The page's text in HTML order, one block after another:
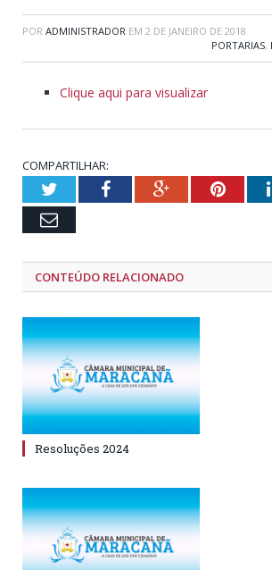
POR ADMINISTRADOR EM 2 DE JANEIRO DE 2018
PORTARIAS,
Clique aqui para visualizar
COMPARTILHAR:
TwitterFacebookGoogle+
Email
CONTEÚDO RELACIONADO
Resoluções 2024